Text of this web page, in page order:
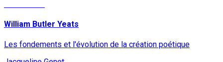
William Butler Yeats
Les fondements et l'évolution de la création poétique